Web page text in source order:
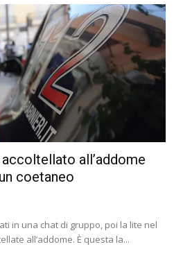
all’addome
coetaneo
in una chat di gruppo, poi la lite nel
all’addome. È questa la...